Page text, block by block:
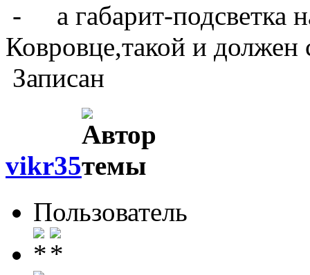
а габарит-подсветка
Ковровце,такой и должен
Записан
vikr35
Пользователь